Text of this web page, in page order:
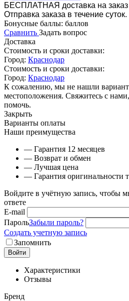
БЕСПЛАТНАЯ доставка на
Отправка заказа в течение суток.
Бонусные баллы: баллов
Сравнить Задать вопрос
Доставка
Стоимость и сроки доставки:
Город: Краснодар
Стоимость и сроки доставки:
Город: Краснодар
К сожалению, мы не нашли
местоположения. Свяжитесь с
помочь.
Закрыть
Варианты оплаты
Наши преимущества
— Гарантия 12 месяцев
— Возврат и обмен
— Лучшая цена
— Гарантия оригинальности
Войдите в учётную запись, чтобы
ответе
E-mail
ПарольЗабыли пароль?
Создать учетную запись
Запомнить
Войти
Характеристики
Отзывы
Бренд